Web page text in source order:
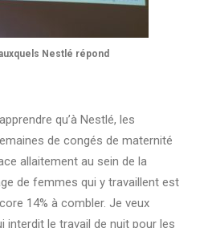
Nestlé répond
qu’à Nestlé, les
de congés de maternité
allaitement au sein de la
de femmes qui y travaillent est
14% à combler. Je veux
interdit le travail de nuit pour les